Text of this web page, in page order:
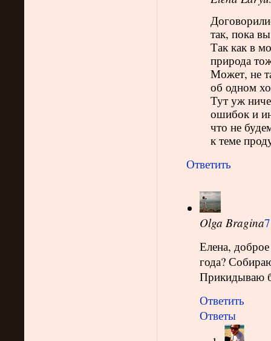
так, пока
Так как в
природа
Может, не
об одном
Тут уж
ошибок и
что не
к теме
Ответить
Olga Bragina
Елена,
года?
Прикидываю
Ответить
Ответы